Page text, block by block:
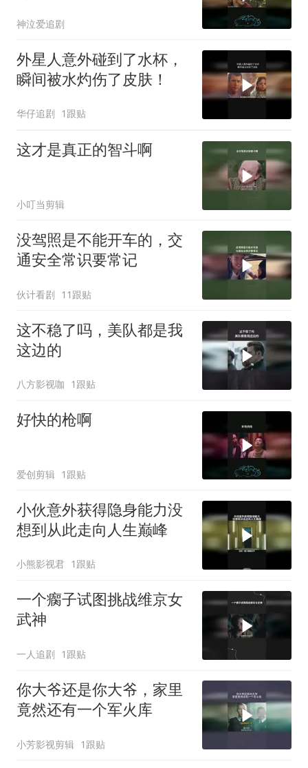
神泣爱追剧
外星人意外碰到了水杯，
瞬间被水灼伤了皮肤！
华仔追剧 1跟贴
这才是真正的智斗啊
小叮当剪辑
没驾照是不能开车的，交
通安全常识要常记
伙计看剧 11跟贴
这不稳了吗，美队都是我
这边的
八方影视咖 1跟贴
好快的枪啊
爱创剪辑 1跟贴
小伙意外获得隐身能力没
想到从此走向人生巅峰
小熊影视君 1跟贴
一个瘸子试图挑战维京女
武神
一人追剧 1跟贴
你大爷还是你大爷，家里
竟然还有一个军火库
小芳影视剪辑 1跟贴